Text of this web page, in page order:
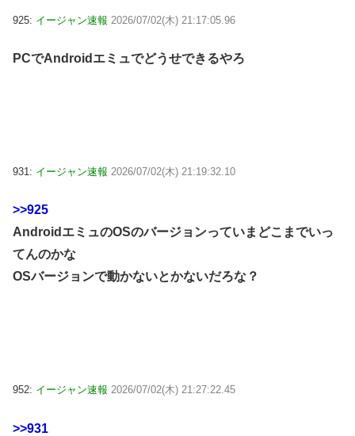
925: イージャン速報 2026/07/02(木) 21:17:05.96
PCでAndroidエミュでどうせできるやろ
931: イージャン速報 2026/07/02(木) 21:19:32.10
>>925
AndroidエミュのOSのバージョンっていまどこまでいっ
てんのかな
OSバージョンで動かないとかないだろな？
952: イージャン速報 2026/07/02(木) 21:27:22.45
>>931